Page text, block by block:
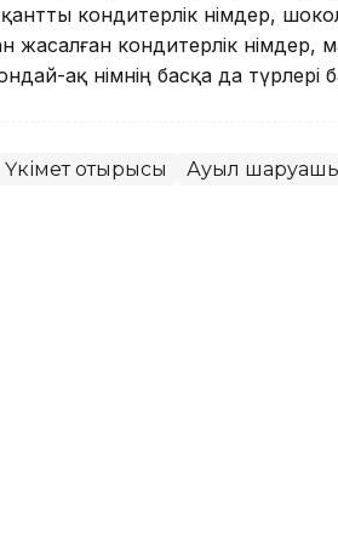
кондитерлік өнімдер,
жасалған кондитерлік
ақ өнімнің басқа да түрлері
Үкімет отырысы Ауыл